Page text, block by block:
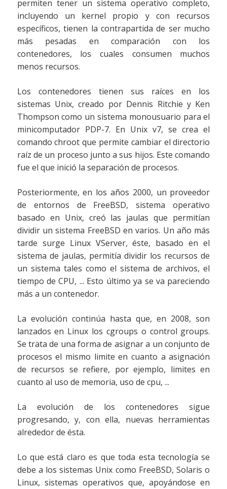
permiten tener un sistema operativo completo,
incluyendo un kernel propio y con recursos
específicos, tienen la contrapartida de ser mucho
más pesadas en comparación con los
contenedores, los cuales consumen muchos
menos recursos.
Los contenedores tienen sus raíces en los
sistemas Unix, creado por Dennis Ritchie y Ken
Thompson como un sistema monousuario para el
minicomputador PDP-7. En Unix v7, se crea el
comando chroot que permite cambiar el directorio
raíz de un proceso junto a sus hijos. Este comando
fue el que inició la separación de procesos.
Posteriormente, en los años 2000, un proveedor
de entornos de FreeBSD, sistema operativo
basado en Unix, creó las jaulas que permitían
dividir un sistema FreeBSD en varios. Un año más
tarde surge Linux VServer, éste, basado en el
sistema de jaulas, permitía dividir los recursos de
un sistema tales como el sistema de archivos, el
tiempo de CPU, ... Esto último ya se va pareciendo
más a un contenedor.
La evolución continúa hasta que, en 2008, son
lanzados en Linux los cgroups o control groups.
Se trata de una forma de asignar a un conjunto de
procesos el mismo limite en cuanto a asignación
de recursos se refiere, por ejemplo, limites en
cuanto al uso de memoria, uso de cpu, ...
La evolución de los contenedores sigue
progresando, y, con ella, nuevas herramientas
alrededor de ésta.
Lo que está claro es que toda esta tecnología se
debe a los sistemas Unix como FreeBSD, Solaris o
Linux, sistemas operativos que, apoyándose en